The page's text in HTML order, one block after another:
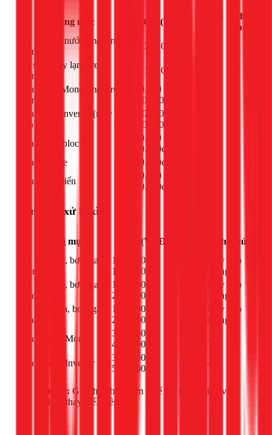
Hạng mục Giá (VNĐ)
Ghi
chú
Xử lý chảy nước (máy treo
tường)
Từ 300.000đ
Vệ sinh máy lạnh treo
tường
Từ 150.000đ
Sửa board Mono (máy treo
tường)
800.000 -
1.200.000đ
Sửa board Inverter (máy
treo tường)
1.400.000 -
1.800.000đ
Thay tụ đề block
650.000 -
950.000đ
Thay remote
300.000đ
Thay cảm biến
600.000 -
950.000đ
Bơm gas, xử lý xì
Hạng mục Giá (VNĐ)
Ghi chú
Xử lý xì tán, bơm gas
Mono
1.000.000 -
1.900.000đ
Máy treo
tường
Xử lý xì tán, bơm gas
Inverter
1.100.000 -
2.000.000đ
Máy treo
tường
Xử lý xì dàn, bơm gas
Inverter
1.500.000 -
2.400.000đ
Máy treo
tường
Thay block Mono
3.500.000 -
4.500.000đ
-
Thay block Inverter
3.800.000 -
5.000.000đ
-
Lưu ý: Giá chưa bao gồm thuế giá trị gia tăng và
vật tư thay thế. Liên hệ